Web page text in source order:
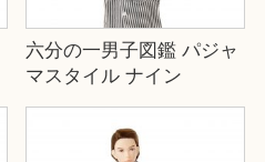
六分の一男子図鑑 パジャ
マスタイル ナイン